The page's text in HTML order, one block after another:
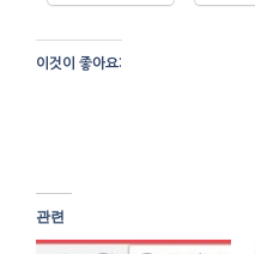
이것이 좋아요:
관련